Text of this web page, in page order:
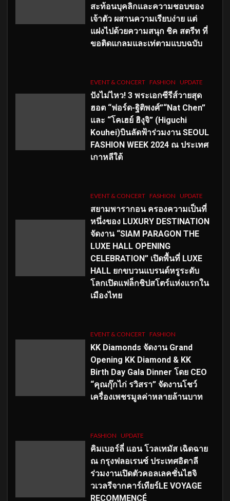
สะท้อนบุคลิกและความชอบของ
เจ้าตัว ผสานความเรียบง่าย แต่
แฝงไปด้วยความสนุก ชิค สตรีท ที่
ขอติดแกลมและเท่ตามแบบฉบับ
EVENT & CONCERT FASHION UPDATE
ปังไม่ไหว! 3 พระเอกซีรีส์วายสุด
ฮอต “ฟอร์ด-ฐิติพงศ์”“Nat Chen”
และ “โคเฮย์ ฮิงุจิ” (Higuchi
Kouhei)บินลัดฟ้าร่วมงาน SEOUL
FASHION WEEK 2024 ณ ประเทศ
เกาหลีใต้
EVENT & CONCERT FASHION UPDATE
สยามพารากอน ครองความเป็นที่
หนึ่งของ LUXURY DESTINATION
จัดงาน “SIAM PARAGON THE
LUXE HALL OPENING
CELEBRATION” เปิดพื้นที่ LUXE
HALL ยกขบวนแบรนด์หรูระดับ
โลกเปิดแฟล็กชิปสโตร์แห่งแรกใน
เมืองไทย
EVENT & CONCERT FASHION
KK Diamonds จัดงาน Grand
Opening KK Diamond & KK
Birth Day Gala Dinner โดย CEO
“คุณกุ๊กไก่ รวิสรา” จัดงานโชว์
เครื่องเพชรมูลค่าหลายล้านบาท
FASHION UPDATE
คิมเบอร์ลี่ แอน โวลเทมัส เฉิดฉาย
ณ กรุงฟลอเรนซ์ ประเทศอิตาลี
ร่วมงานเปิดตัวคอลเลคชั่นไฮจิ
วเวลรีจากคาร์เทียร์LE VOYAGE
RECOMMENCÉ